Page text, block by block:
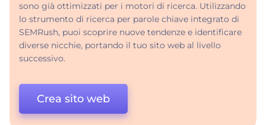
sono già ottimizzati per i motori di ricerca. Utilizzando
lo strumento di ricerca per parole chiave integrato di
SEMRush, puoi scoprire nuove tendenze e identificare
diverse nicchie, portando il tuo sito web al livello
successivo.
Crea sito web